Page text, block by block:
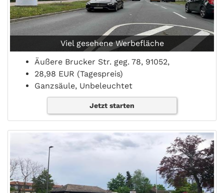
Viel gesehene Werbefläche
Äußere Brucker Str. geg. 78, 91052,
28,98 EUR (Tagespreis)
Ganzsäule, Unbeleuchtet
Jetzt starten